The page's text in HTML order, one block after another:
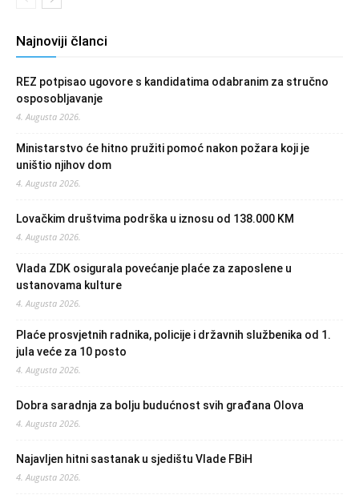
Najnoviji članci
REZ potpisao ugovore s kandidatima odabranim za stručno
osposobljavanje
4. Augusta 2026.
Ministarstvo će hitno pružiti pomoć nakon požara koji je
uništio njihov dom
4. Augusta 2026.
Lovačkim društvima podrška u iznosu od 138.000 KM
4. Augusta 2026.
Vlada ZDK osigurala povećanje plaće za zaposlene u
ustanovama kulture
4. Augusta 2026.
Plaće prosvjetnih radnika, policije i državnih službenika od 1.
jula veće za 10 posto
4. Augusta 2026.
Dobra saradnja za bolju budućnost svih građana Olova
4. Augusta 2026.
Najavljen hitni sastanak u sjedištu Vlade FBiH
4. Augusta 2026.